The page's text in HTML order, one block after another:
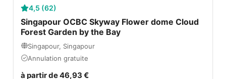
4,5 (62)
Singapour OCBC Skyway Flower dome Cloud
Forest Garden by the Bay
Singapour, Singapour
Annulation gratuite
à partir de 46,93 €